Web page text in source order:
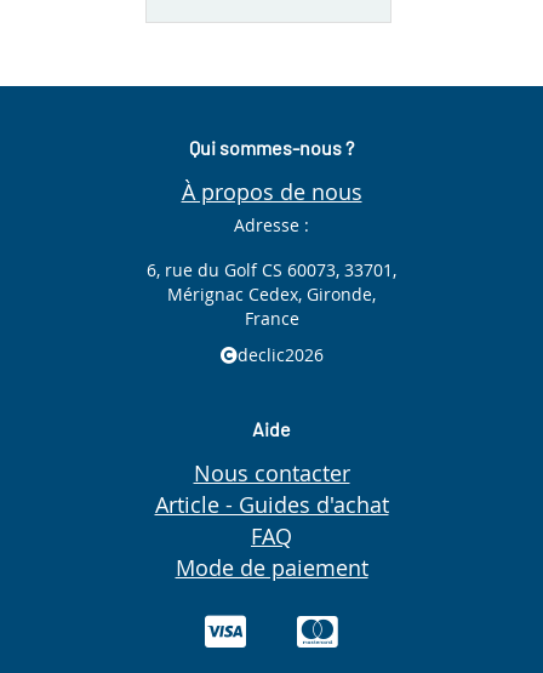
Qui sommes-nous ?
À propos de nous
Adresse :
6, rue du Golf CS 60073, 33701,
Mérignac Cedex, Gironde,
France
declic2026
Aide
Nous contacter
Article - Guides d'achat
FAQ
Mode de paiement